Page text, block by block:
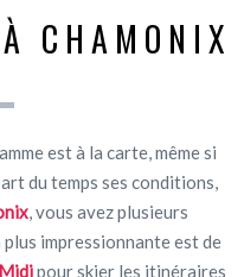
CHAMONIX
est à la carte, même si
du temps ses conditions,
, vous avez plusieurs
impressionnante est de
pour skier les itinéraires